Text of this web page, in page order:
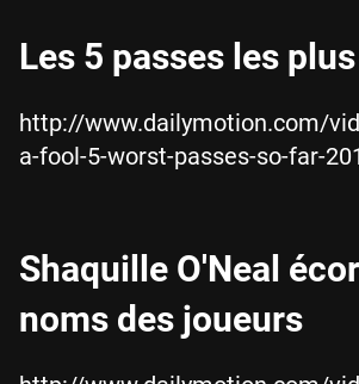
Les 5 passes les
http://www.dailymotion.com/
a-fool-5-worst-passes-so-far-
Shaquille O'Neal
noms des joueurs